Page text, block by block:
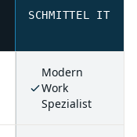
SCHMITTEL IT
Modern
Work
Spezialist